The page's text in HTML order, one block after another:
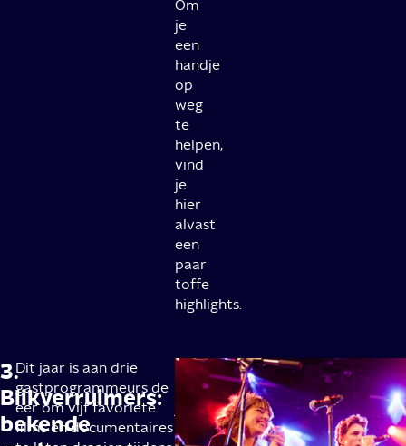
Om
je
een
handje
op
weg
te
helpen,
vind
je
hier
alvast
een
paar
toffe
highlights.
3.
Blikverruimers:
bekende
Dit jaar is aan drie
gastprogrammeurs de
eer om vijf favoriete
films en documentaires
4.
NPO
Het
komende
jaar
zullen